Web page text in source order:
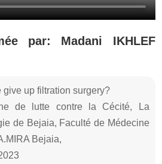
par: Madani IKHLEF
give up filtration surgery?
de lutte contre la Cécité, La
de Bejaia, Faculté de Médecine
Bejaia,